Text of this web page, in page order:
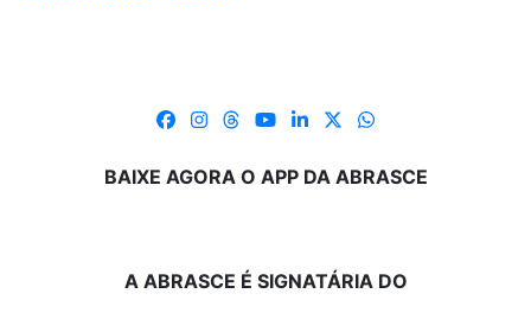
BAIXE AGORA O APP DA ABRASCE
A ABRASCE É SIGNATÁRIA DO